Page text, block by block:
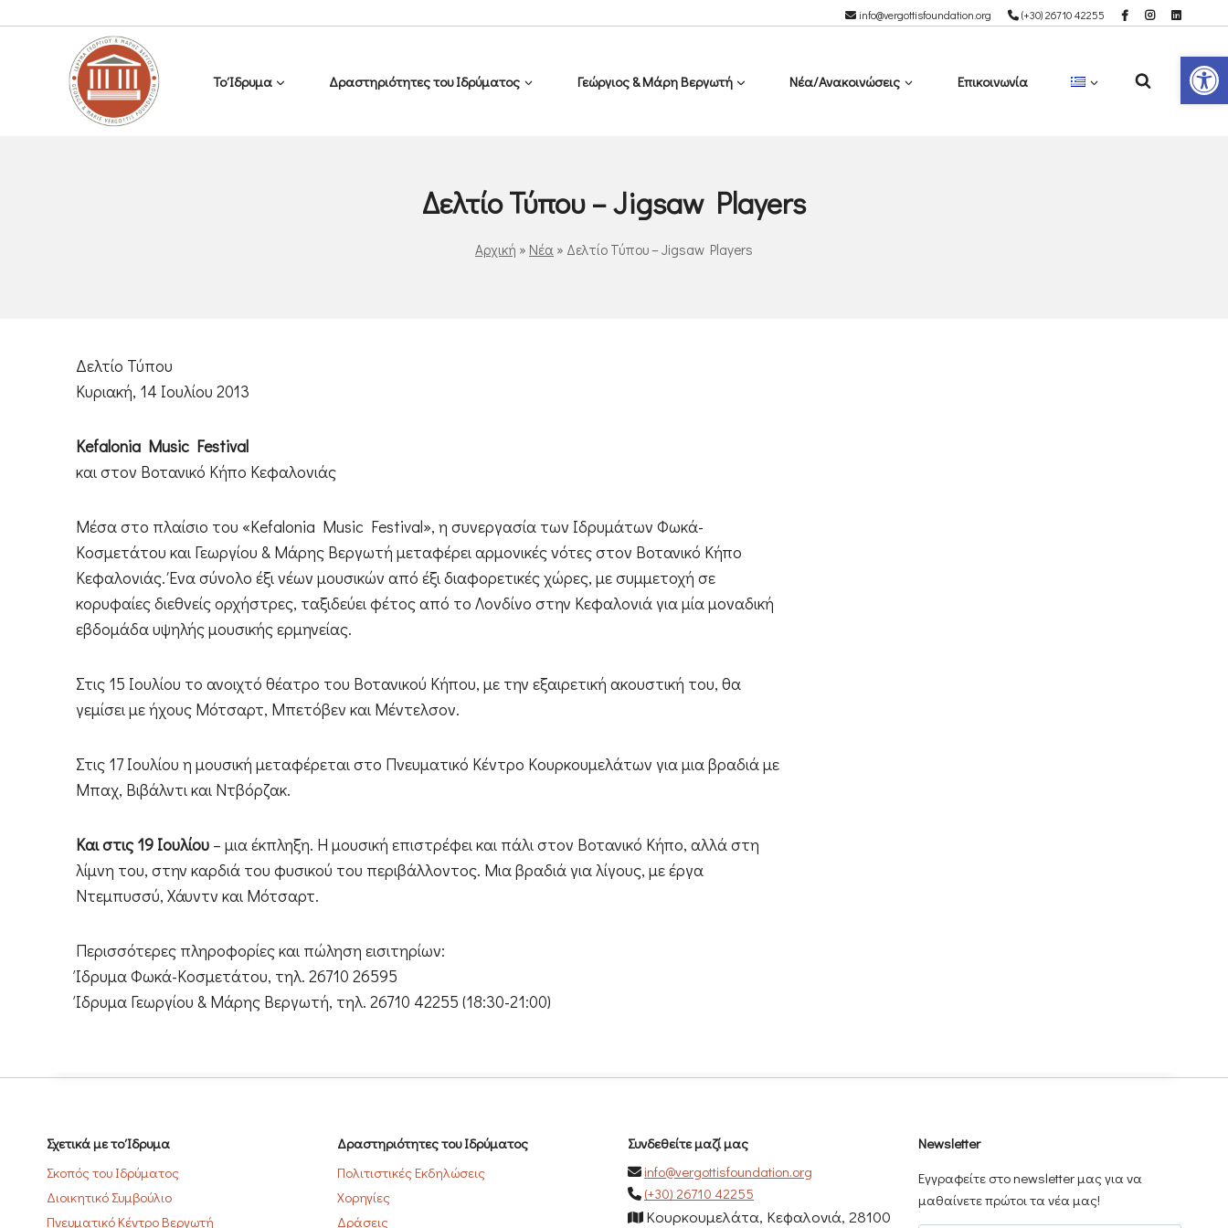
info@vergottisfoundation.org (+30) 26710 42255
Το Ίδρυμα Δραστηριότητες του Ιδρύματος Γεώργιος & Μάρη Βεργωτή Νέα/Ανακοινώσεις Επικοινωνία
Δελτίο Τύπου – Jigsaw Players
Αρχική » Νέα » Δελτίο Τύπου – Jigsaw Players
Δελτίο Τύπου
Κυριακή, 14 Ιουλίου 2013
Kefalonia Music Festival
και στον Βοτανικό Κήπο Κεφαλονιάς
Μέσα στο πλαίσιο του «Kefalonia Music Festival», η συνεργασία των Ιδρυμάτων Φωκά-
Κοσμετάτου και Γεωργίου & Μάρης Βεργωτή μεταφέρει αρμονικές νότες στον Βοτανικό Κήπο
Κεφαλονιάς. Ένα σύνολο έξι νέων μουσικών από έξι διαφορετικές χώρες, με συμμετοχή σε
κορυφαίες διεθνείς ορχήστρες, ταξιδεύει φέτος από το Λονδίνο στην Κεφαλονιά για μία μοναδική
εβδομάδα υψηλής μουσικής ερμηνείας.
Στις 15 Ιουλίου το ανοιχτό θέατρο του Βοτανικού Κήπου, με την εξαιρετική ακουστική του, θα
γεμίσει με ήχους Μότσαρτ, Μπετόβεν και Μέντελσον.
Στις 17 Ιουλίου η μουσική μεταφέρεται στο Πνευματικό Κέντρο Κουρκουμελάτων για μια βραδιά με
Μπαχ, Βιβάλντι και Ντβόρζακ.
Και στις 19 Ιουλίου – μια έκπληξη. Η μουσική επιστρέφει και πάλι στον Βοτανικό Κήπο, αλλά στη
λίμνη του, στην καρδιά του φυσικού του περιβάλλοντος. Μια βραδιά για λίγους, με έργα
Ντεμπυσσύ, Χάυντν και Μότσαρτ.
Περισσότερες πληροφορίες και πώληση εισιτηρίων:
Ίδρυμα Φωκά-Κοσμετάτου, τηλ. 26710 26595
Ίδρυμα Γεωργίου & Μάρης Βεργωτή, τηλ. 26710 42255 (18:30-21:00)
Σχετικά με το Ίδρυμα
Σκοπός του Ιδρύματος
Διοικητικό Συμβούλιο
Πνευματικό Κέντρο Βεργωτή
Δραστηριότητες του Ιδρύματος
Πολιτιστικές Εκδηλώσεις
Χορηγίες
Δράσεις
Συνδεθείτε μαζί μας
info@vergottisfoundation.org
(+30) 26710 42255
Κουρκουμελάτα, Κεφαλονιά, 28100
Newsletter
Εγγραφείτε στο newsletter μας για να
μαθαίνετε πρώτοι τα νέα μας!